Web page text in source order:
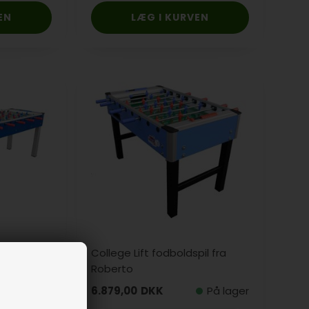
College Lift fodboldspil fra
Roberto
6.879,00 DKK På lager